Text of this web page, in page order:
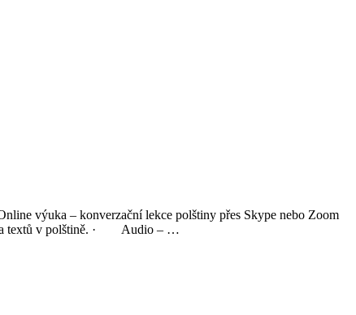
výuka – konverzační lekce polštiny přes Skype nebo Zoom
textů v polštině. · Audio – …